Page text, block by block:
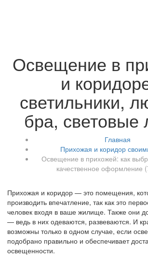
Освещение в
и
светильники,
бра, световые
Главная
Прихожая и коридор
Освещение в прихожей: как
качественное оформление
Прихожая и коридор — это помещения,
производить впечатление, так как это
человек входя в ваше жилище. Также они
— ведь в них одеваются, развеваются. И
возможны только в одном случае, если
подобрано правильно и обеспечивает
освещенности.